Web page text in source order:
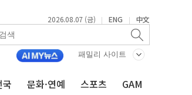
2026.08.07 (금) | ENG | 中文
패밀리 사이트
국 문화·연예 스포츠 GAM
토… 거짓 깃발 작전"